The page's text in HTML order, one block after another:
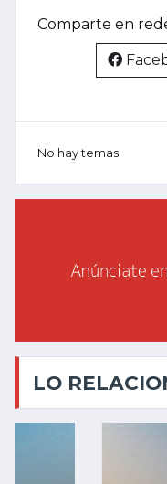
Comparte en
No hay temas:
LO